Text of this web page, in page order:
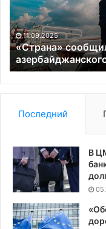
азербайджанского
газа
Украине
11.09.2025
«Страна»
Последний
В